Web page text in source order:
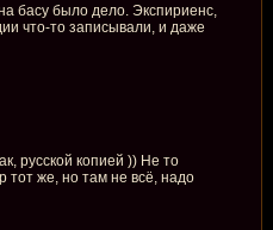
басу было дело. Экспириенс,
что-то записывали, и даже
русской копией )) Не то
тот же, но там не всё, надо